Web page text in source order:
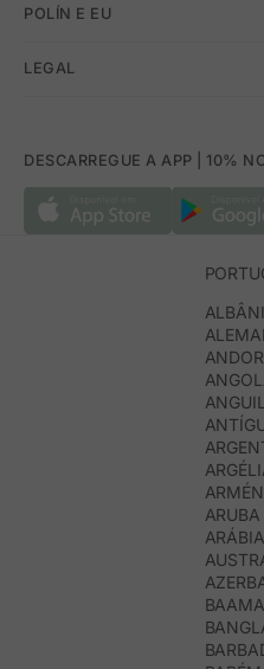
POLÍN E EU
LEGAL
DESCARREGUE A APP | 10%